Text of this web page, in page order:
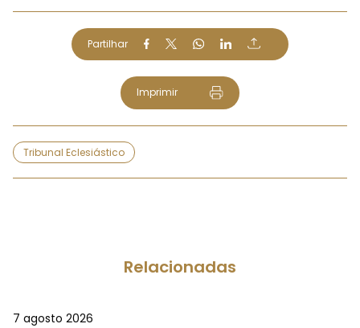
Partilhar
Imprimir
Tribunal Eclesiástico
Relacionadas
7 agosto 2026